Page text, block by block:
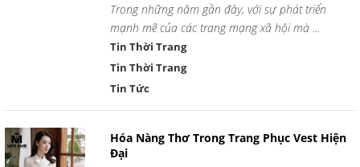
Trong những năm gần đây, với sự phát triển
mạnh mẽ của các trang mạng xã hội mà ...
Tin Thời Trang
Tin Thời Trang
Tin Tức
Hóa Nàng Thơ Trong Trang Phục Vest Hiện
Đại